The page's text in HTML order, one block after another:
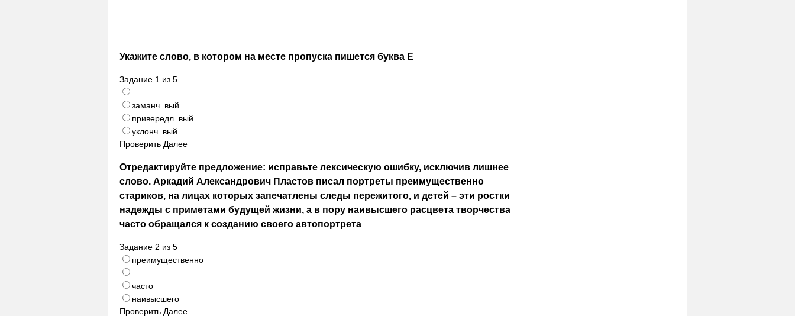
Укажите слово, в котором на месте пропуска пишется буква Е
Задание 1 из 5
заманч..вый
привередл..вый
уклонч..вый
Проверить Далее
Отредактируйте предложение: исправьте лексическую ошибку, исключив лишнее
слово. Аркадий Александрович Пластов писал портреты преимущественно
стариков, на лицах которых запечатлены следы пережитого, и детей – эти ростки
надежды с приметами будущей жизни, а в пору наивысшего расцвета творчества
часто обращался к созданию своего автопортрета
Задание 2 из 5
преимущественно
часто
наивысшего
Проверить Далее